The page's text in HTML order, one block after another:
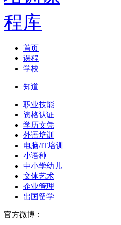
首页
课程
学校
知道
职业技能
资格认证
学历文凭
外语培训
电脑/IT培训
小语种
中小学幼儿
文体艺术
企业管理
出国留学
官方微博：